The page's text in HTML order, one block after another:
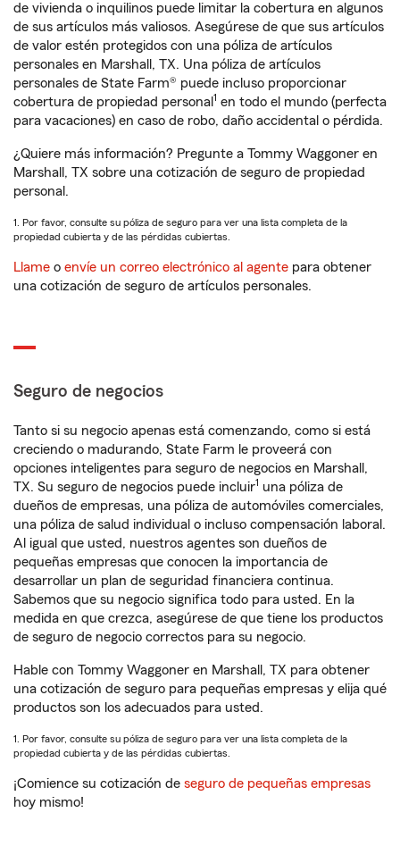
de vivienda o inquilinos puede limitar la cobertura en algunos
de sus artículos más valiosos. Asegúrese de que sus artículos
de valor estén protegidos con una póliza de artículos
personales en Marshall, TX. Una póliza de artículos
personales de State Farm® puede incluso proporcionar
cobertura de propiedad personal 1 en todo el mundo (perfecta
para vacaciones) en caso de robo, daño accidental o pérdida.
¿Quiere más información? Pregunte a Tommy Waggoner en
Marshall, TX sobre una cotización de seguro de propiedad
personal.
1. Por favor, consulte su póliza de seguro para ver una lista completa de la
propiedad cubierta y de las pérdidas cubiertas.
Llame o envíe un correo electrónico al agente para obtener
una cotización de seguro de artículos personales.
Seguro de negocios
Tanto si su negocio apenas está comenzando, como si está
creciendo o madurando, State Farm le proveerá con
opciones inteligentes para seguro de negocios en Marshall,
TX. Su seguro de negocios puede incluir1 una póliza de
dueños de empresas, una póliza de automóviles comerciales,
una póliza de salud individual o incluso compensación laboral.
Al igual que usted, nuestros agentes son dueños de
pequeñas empresas que conocen la importancia de
desarrollar un plan de seguridad financiera continua.
Sabemos que su negocio significa todo para usted. En la
medida en que crezca, asegúrese de que tiene los productos
de seguro de negocio correctos para su negocio.
Hable con Tommy Waggoner en Marshall, TX para obtener
una cotización de seguro para pequeñas empresas y elija qué
productos son los adecuados para usted.
1. Por favor, consulte su póliza de seguro para ver una lista completa de la
propiedad cubierta y de las pérdidas cubiertas.
¡Comience su cotización de seguro de pequeñas empresas
hoy mismo!